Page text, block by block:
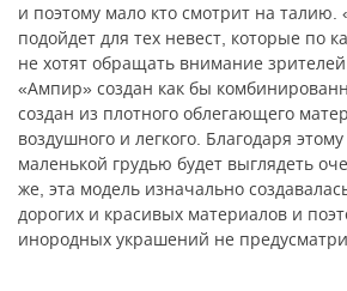
и поэтому мало кто смотрит на
подойдет для тех невест, которые по
не хотят обращать внимание
«Ампир» создан как бы
создан из плотного облегающего
воздушного и легкого. Благодаря
маленькой грудью будет выглядеть
же, эта модель изначально
дорогих и красивых материалов и
инородных украшений не